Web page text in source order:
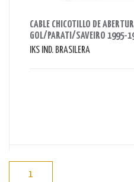
CABLE CHICOTILLO DE
GOL/PARATI/SAVEIRO 1995-
IKS IND. BRASILERA
1